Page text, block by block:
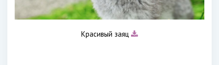
Красивый заяц